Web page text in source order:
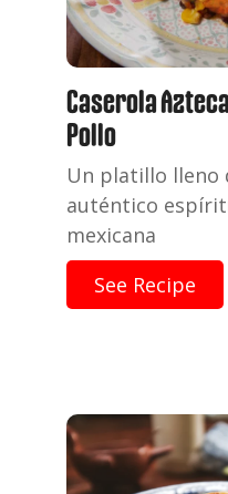
Caserola
Pollo
Un platillo lleno
auténtico
mexicana
See Recipe